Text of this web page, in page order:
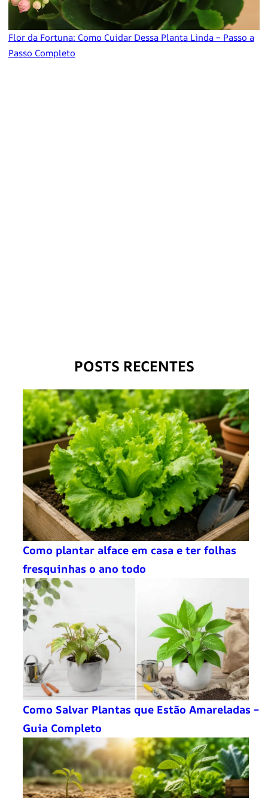
Flor da Fortuna: Como Cuidar Dessa Planta Linda – Passo a
Passo Completo
POSTS RECENTES
Como plantar alface em casa e ter folhas
fresquinhas o ano todo
Como Salvar Plantas que Estão Amareladas –
Guia Completo